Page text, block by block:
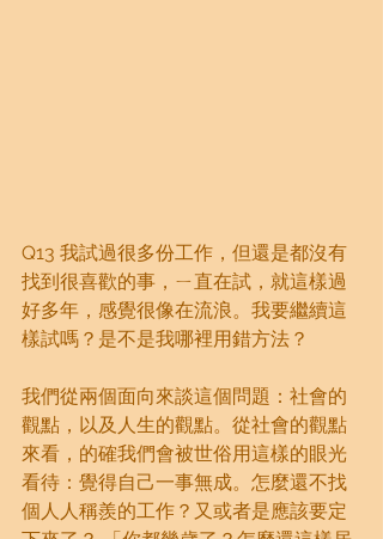
Q13 我試過很多份工作，但還是都沒有
找到很喜歡的事，ㄧ直在試，就這樣過
好多年，感覺很像在流浪。我要繼續這
樣試嗎？是不是我哪裡用錯方法？
我們從兩個面向來談這個問題：社會的
觀點，以及人生的觀點。從社會的觀點
來看，的確我們會被世俗用這樣的眼光
看待：覺得自己一事無成。怎麼還不找
個人人稱羨的工作？又或者是應該要定